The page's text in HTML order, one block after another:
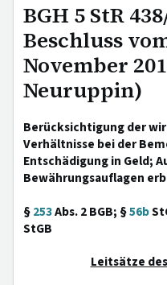
BGH 5 StR
Beschluss
November
Neuruppin)
Berücksichtigung der
Verhältnisse bei der
Entschädigung in Geld;
Bewährungsauflagen
§253Abs. 2 BGB; §56b
StGB
Leitsätze